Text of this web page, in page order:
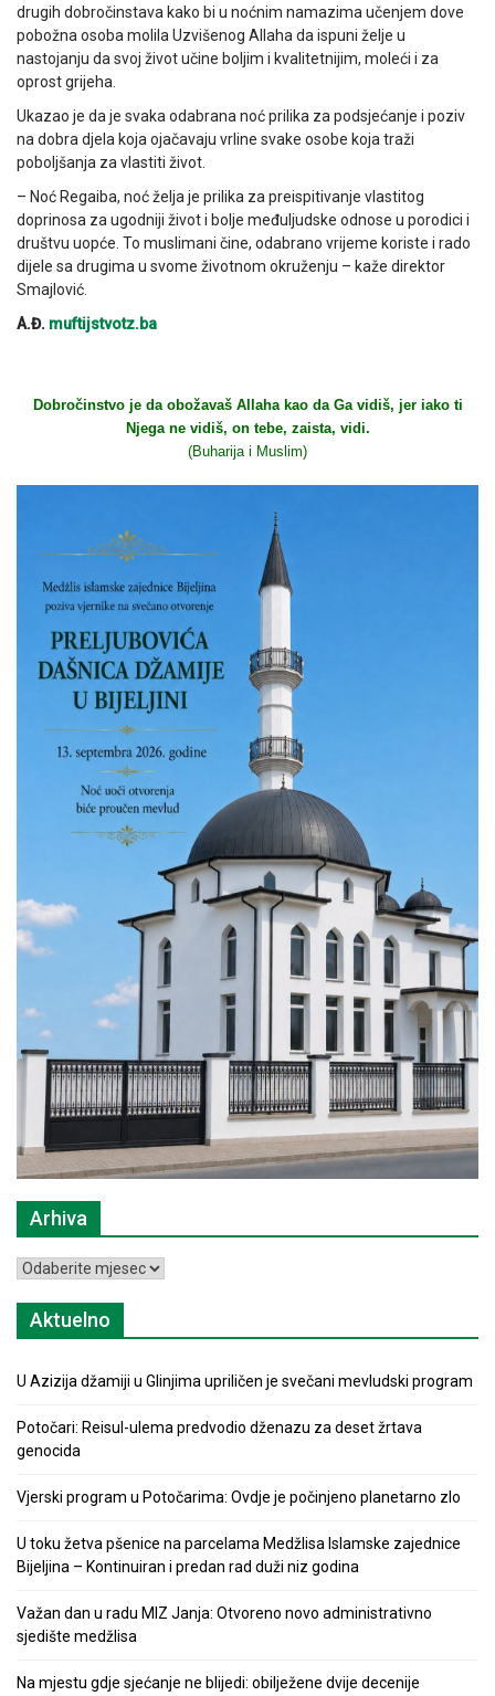
drugih dobročinstava kako bi u noćnim namazima učenjem dove
pobožna osoba molila Uzvišenog Allaha da ispuni želje u
nastojanju da svoj život učine boljim i kvalitetnijim, moleći i za
oprost grijeha.
Ukazao je da je svaka odabrana noć prilika za podsjećanje i poziv
na dobra djela koja ojačavaju vrline svake osobe koja traži
poboljšanja za vlastiti život.
– Noć Regaiba, noć želja je prilika za preispitivanje vlastitog
doprinosa za ugodniji život i bolje međuljudske odnose u porodici i
društvu uopće. To muslimani čine, odabrano vrijeme koriste i rado
dijele sa drugima u svome životnom okruženju – kaže direktor
Smajlović.
A.Đ. muftijstvotz.ba
Dobročinstvo je da obožavaš Allaha kao da Ga vidiš, jer iako ti
Njega ne vidiš, on tebe, zaista, vidi.
(Buharija i Muslim)
Arhiva
Arhiva
Aktuelno
U Azizija džamiji u Glinjima upriličen je svečani mevludski program
Potočari: Reisul-ulema predvodio dženazu za deset žrtava
genocida
Vjerski program u Potočarima: Ovdje je počinjeno planetarno zlo
U toku žetva pšenice na parcelama Medžlisa Islamske zajednice
Bijeljina – Kontinuiran i predan rad duži niz godina
Važan dan u radu MIZ Janja: Otvoreno novo administrativno
sjedište medžlisa
Na mjestu gdje sjećanje ne blijedi: obilježene dvije decenije